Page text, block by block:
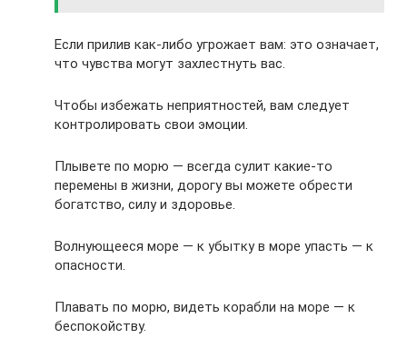
Если прилив как-либо угрожает вам: это означает,
что чувства могут захлестнуть вас.
Чтобы избежать неприятностей, вам следует
контролировать свои эмоции.
Плывете по морю — всегда сулит какие-то
перемены в жизни, дорогу вы можете обрести
богатство, силу и здоровье.
Волнующееся море — к убытку в море упасть — к
опасности.
Плавать по морю, видеть корабли на море — к
беспокойству.